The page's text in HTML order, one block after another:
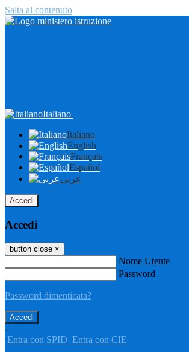
Salta al contenuto
Italiano
Italiano
English
Français
Español
عربى
Accedi
Accedi
button close ×
Nome Utente
Password
Password dimenticata?
-
Entra con SPID Entra con CIE